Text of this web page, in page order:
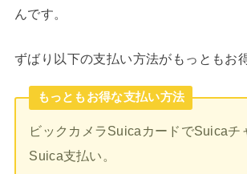
んです。
ずばり以下の支払い方法がもっともお
もっともお得な支払い方法
ビックカメラSuicaカードでSuicaチ
Suica支払い。